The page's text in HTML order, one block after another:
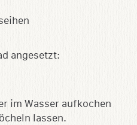
angesetzt:
im Wasser aufkochen
lassen.